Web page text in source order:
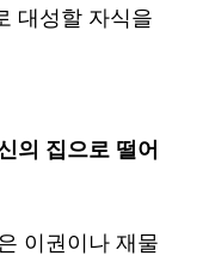
대성할 자식을
의 집으로 떨어
이권이나 재물